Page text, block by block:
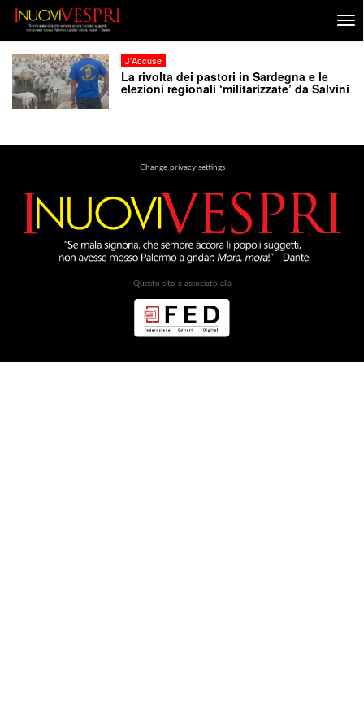
J'Accuse
La rivolta dei pastori in Sardegna e le
elezioni regionali ‘militarizzate’ da Salvini
Change privacy settings
Questo sito è associato alla